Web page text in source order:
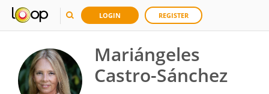
LOGIN REGISTER
Mariángeles
Castro-Sánchez